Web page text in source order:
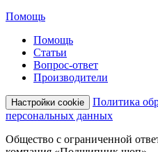
Помощь
Помощь
Статьи
Вопрос-ответ
Производители
Настройки cookie
Политика
персональных данных
Общество с ограниченной